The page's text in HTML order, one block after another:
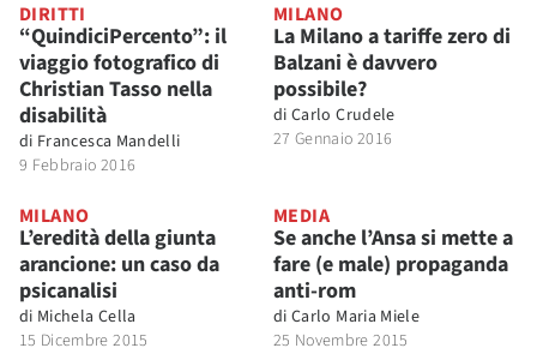
DIRITTI
“QuindiciPercento”: il
viaggio fotografico di
Christian Tasso nella
disabilità
di Francesca Mandelli
9 Febbraio 2016
MILANO
La Milano a tariffe zero di
Balzani è davvero
possibile?
di Carlo Crudele
27 Gennaio 2016
MILANO
L’eredità della giunta
arancione: un caso da
psicanalisi
di Michela Cella
15 Dicembre 2015
MEDIA
Se anche l’Ansa si mette a
fare (e male) propaganda
anti-rom
di Carlo Maria Miele
25 Novembre 2015